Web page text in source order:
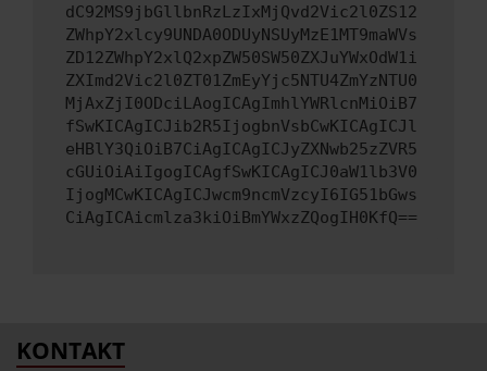
dC92MS9jbGllbnRzLzIxMjQvd2Vic2l0ZS12
ZWhpY2xlcy9UNDA0ODUyNSUyMzE1MT9maWVs
ZD12ZWhpY2xlQ2xpZW50SW50ZXJuYWxOdW1i
ZXImd2Vic2l0ZT01ZmEyYjc5NTU4ZmYzNTU0
MjAxZjI0ODciLAogICAgImhlYWRlcnMiOiB7
fSwKICAgICJib2R5IjogbnVsbCwKICAgICJl
eHBlY3QiOiB7CiAgICAgICJyZXNwb25zZVR5
cGUiOiAiIgogICAgfSwKICAgICJ0aW1lb3V0
IjogMCwKICAgICJwcm9ncmVzcyI6IG51bGws
CiAgICAicmlza3kiOiBmYWxzZQogIH0KfQ==
KONTAKT